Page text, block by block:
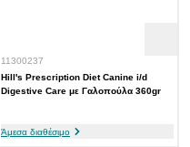
11300237
Hill's Prescription Diet Canine i/d
Digestive Care με Γαλοπούλα 360gr
Άμεσα διαθέσιμο